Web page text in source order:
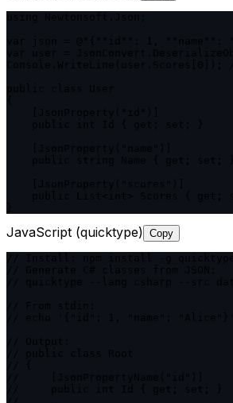
var json = @"{""id"": 1,
JavaScript (quicktype) Copy
// quicktype --lang csharp --src
// echo '{"id": 1, "name":